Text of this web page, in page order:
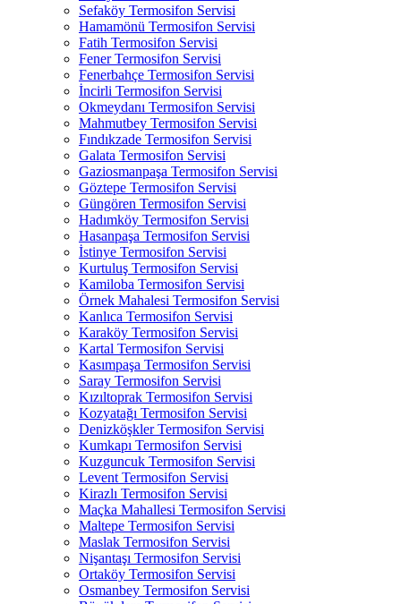
Sefaköy Termosifon Servisi
Hamamönü Termosifon Servisi
Fatih Termosifon Servisi
Fener Termosifon Servisi
Fenerbahçe Termosifon Servisi
İncirli Termosifon Servisi
Okmeydanı Termosifon Servisi
Mahmutbey Termosifon Servisi
Fındıkzade Termosifon Servisi
Galata Termosifon Servisi
Gaziosmanpaşa Termosifon Servisi
Göztepe Termosifon Servisi
Güngören Termosifon Servisi
Hadımköy Termosifon Servisi
Hasanpaşa Termosifon Servisi
İstinye Termosifon Servisi
Kurtuluş Termosifon Servisi
Kamiloba Termosifon Servisi
Örnek Mahalesi Termosifon Servisi
Kanlıca Termosifon Servisi
Karaköy Termosifon Servisi
Kartal Termosifon Servisi
Kasımpaşa Termosifon Servisi
Saray Termosifon Servisi
Kızıltoprak Termosifon Servisi
Kozyatağı Termosifon Servisi
Denizköşkler Termosifon Servisi
Kumkapı Termosifon Servisi
Kuzguncuk Termosifon Servisi
Levent Termosifon Servisi
Kirazlı Termosifon Servisi
Maçka Mahallesi Termosifon Servisi
Maltepe Termosifon Servisi
Maslak Termosifon Servisi
Nişantaşı Termosifon Servisi
Ortaköy Termosifon Servisi
Osmanbey Termosifon Servisi